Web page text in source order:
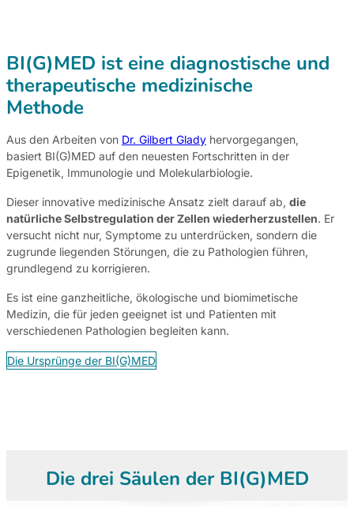
BI(G)MED ist eine diagnostische und
therapeutische medizinische
Methode
Aus den Arbeiten von Dr. Gilbert Glady hervorgegangen,
basiert BI(G)MED auf den neuesten Fortschritten in der
Epigenetik, Immunologie und Molekularbiologie.
Dieser innovative medizinische Ansatz zielt darauf ab, die
natürliche Selbstregulation der Zellen wiederherzustellen. Er
versucht nicht nur, Symptome zu unterdrücken, sondern die
zugrunde liegenden Störungen, die zu Pathologien führen,
grundlegend zu korrigieren.
Es ist eine ganzheitliche, ökologische und biomimetische
Medizin, die für jeden geeignet ist und Patienten mit
verschiedenen Pathologien begleiten kann.
Die Ursprünge der BI(G)MED
Die drei Säulen der BI(G)MED